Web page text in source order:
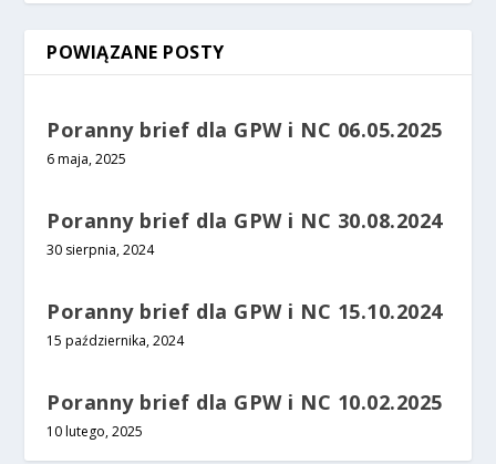
POWIĄZANE POSTY
Poranny brief dla GPW i NC 06.05.2025
6 maja, 2025
Poranny brief dla GPW i NC 30.08.2024
30 sierpnia, 2024
Poranny brief dla GPW i NC 15.10.2024
15 października, 2024
Poranny brief dla GPW i NC 10.02.2025
10 lutego, 2025